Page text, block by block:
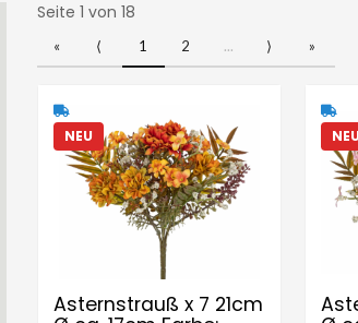
Seite 1 von 18
« ⟨ 1 2 ... ⟩ »
Asternstrauß x 7 21cm
NEU NEU